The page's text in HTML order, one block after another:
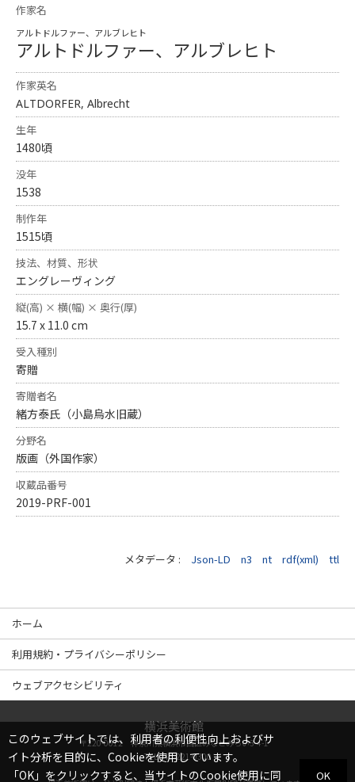
作家名
アルトドルファー、アルブレヒト
アルトドルファー、アルブレヒト
作家英名
ALTDORFER, Albrecht
生年
1480頃
没年
1538
制作年
1515頃
技法、材質、形状
エングレーヴィング
縦(高) × 横(幅) × 奥行(厚)
15.7 x 11.0 cm
受入種別
寄贈
寄贈者名
緒方泰氏（小島烏水旧蔵）
分野名
版画（外国作家）
収蔵品番号
2019-PRF-001
メタデータ : Json-LD n3 nt rdf(xml) ttl
ホーム
利用規約・プライバシーポリシー
ウェブアクセシビリティ
横浜美術館
〒220-0012 神奈川県横浜市西区みなとみらい3-4-1
TEL045-221-0300
このウェブサイトでは、利用者の利便性向上およびサ
イト分析を目的に、Cookieを使用しています。
「OK」をクリックすると、当サイトのCookie使用に同
OK